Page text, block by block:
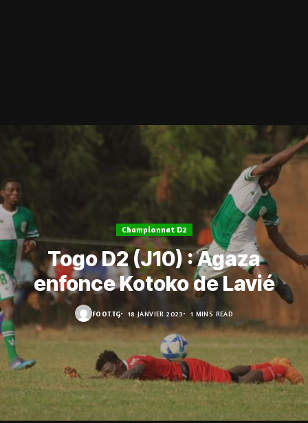
Championnat D2
Togo D2 (J10) : Agaza
enfonce Kotoko de Lavié
FOOT.TG 18 JANVIER 2023 1 MINS READ